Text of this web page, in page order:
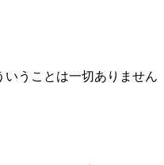
うことは一切ありません